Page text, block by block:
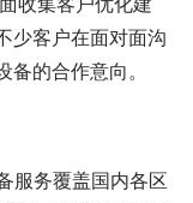
收集客户优化建
少客户在面对面沟
的合作意向。
服务覆盖国内各区